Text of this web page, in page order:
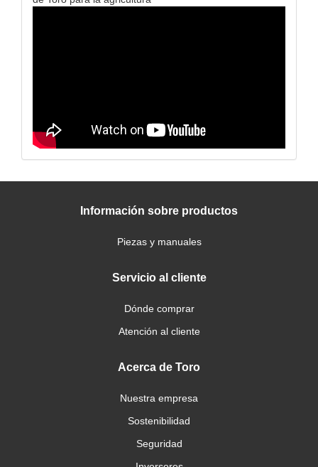
Información sobre productos
Piezas y manuales
Servicio al cliente
Dónde comprar
Atención al cliente
Acerca de Toro
Nuestra empresa
Sostenibilidad
Seguridad